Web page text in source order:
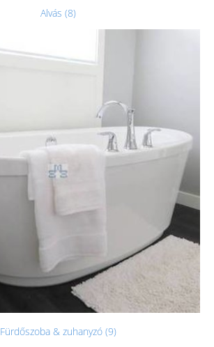
Alvás (8)
Fürdőszoba & zuhanyzó (9)